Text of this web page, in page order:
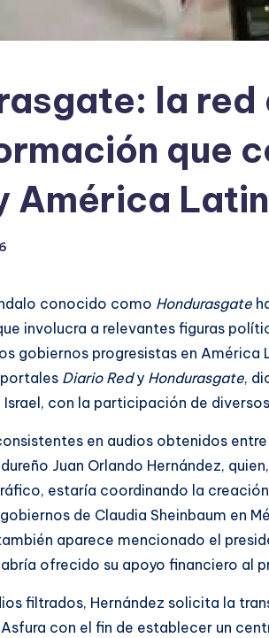
la red
que
América
conocido como Hondurasgate
involucra a relevantes figuras
gobiernos progresistas en América
Diario Redy Hondurasgate,
Israel, con la participación de
en audios obtenidos
Juan Orlando Hernández,
estaría coordinando la
de Claudia Sheinbaum en
aparece mencionado el
ofrecido su apoyo financiero al
filtrados, Hernández solicita la
con el fin de establecer un